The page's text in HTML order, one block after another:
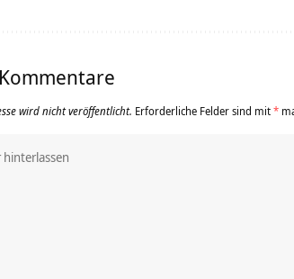
wird nicht veröffentlicht. Erforderliche Felder sind mit*